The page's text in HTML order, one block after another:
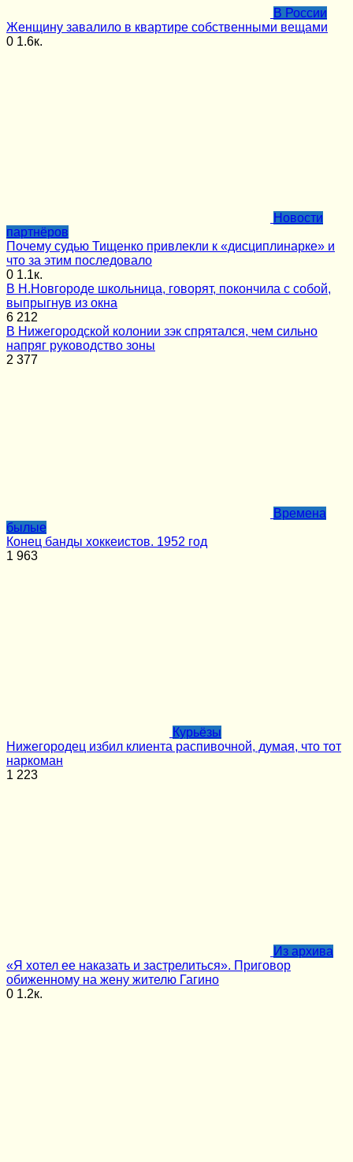
В России
Женщину завалило в квартире собственными вещами
0 1.6к.
Новости
партнёров
Почему судью Тищенко привлекли к «дисциплинарке» и
что за этим последовало
0 1.1к.
В Н.Новгороде школьница, говорят, покончила с собой,
выпрыгнув из окна
6 212
В Нижегородской колонии зэк спрятался, чем сильно
напряг руководство зоны
2 377
Времена
былые
Конец банды хоккеистов. 1952 год
1 963
Курьёзы
Нижегородец избил клиента распивочной, думая, что тот
наркоман
1 223
Из архива
«Я хотел ее наказать и застрелиться». Приговор
обиженному на жену жителю Гагино
0 1.2к.